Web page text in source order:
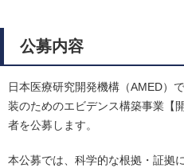
公募内容
日本医療研究開発機構（AMED）
装のためのエビデンス構築事業【
者を公募します。
本公募では、科学的な根拠・証拠